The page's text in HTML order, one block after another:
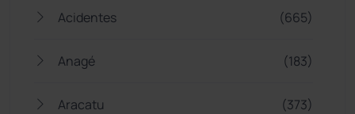
Acidentes (665)
Anagé (183)
Aracatu (373)